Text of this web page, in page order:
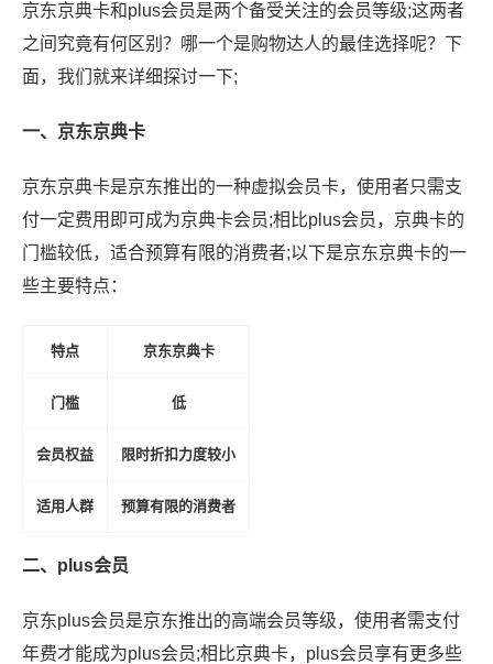
京东京典卡和plus会员是两个备受关注的会员等级;这两者
之间究竟有何区别？哪一个是购物达人的最佳选择呢？下
面，我们就来详细探讨一下;
一、京东京典卡
京东京典卡是京东推出的一种虚拟会员卡，使用者只需支
付一定费用即可成为京典卡会员;相比plus会员，京典卡的
门槛较低，适合预算有限的消费者;以下是京东京典卡的一
些主要特点：
特点 京东京典卡
门槛 低
会员权益 限时折扣力度较小
适用人群 预算有限的消费者
二、plus会员
京东plus会员是京东推出的高端会员等级，使用者需支付
年费才能成为plus会员;相比京典卡，plus会员享有更多些